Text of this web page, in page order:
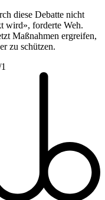
diese Debatte nicht
wird», forderte Weh.
Maßnahmen ergreifen,
zu schützen.